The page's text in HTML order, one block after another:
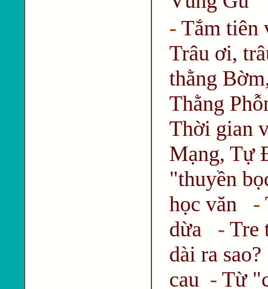
- Tắm tiên
Trâu ơi,
thằng
Thằng
Thời gian
Mạng, Tự
"thuyền
học văn
-
dừa - Tre
dài ra sao?
cau - Từ